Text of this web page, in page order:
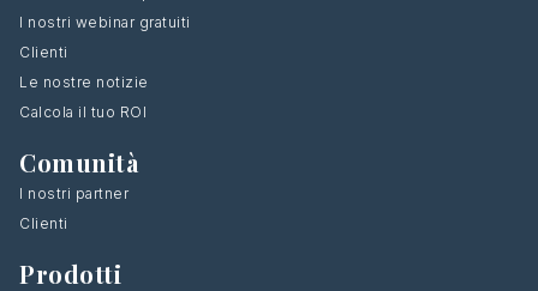
I nostri webinar gratuiti
Clienti
Le nostre notizie
Calcola il tuo ROI
Comunità
I nostri partner
Clienti
Prodotti